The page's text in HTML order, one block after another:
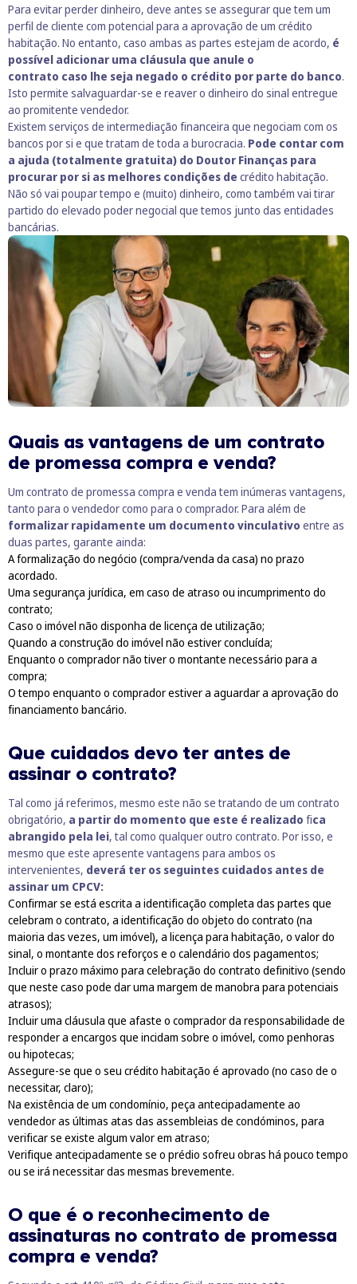
Para evitar perder dinheiro, deve antes se assegurar que tem um
perfil de cliente com potencial para a aprovação de um crédito
habitação. No entanto, caso ambas as partes estejam de acordo, é
possível adicionar uma cláusula que anule o
contrato caso lhe seja negado o crédito por parte do banco.
Isto permite salvaguardar-se e reaver o dinheiro do sinal entregue
ao promitente vendedor.
Existem serviços de intermediação financeira que negociam com os
bancos por si e que tratam de toda a burocracia. Pode contar com
a ajuda (totalmente gratuita) do Doutor Finanças para
procurar por si as melhores condições de crédito habitação.
Não só vai poupar tempo e (muito) dinheiro, como também vai tirar
partido do elevado poder negocial que temos junto das entidades
bancárias.
Quais as vantagens de um contrato
de promessa compra e venda?
Um contrato de promessa compra e venda tem inúmeras vantagens,
tanto para o vendedor como para o comprador. Para além de
formalizar rapidamente um documento vinculativo entre as
duas partes, garante ainda:
A formalização do negócio (compra/venda da casa) no prazo
acordado.
Uma segurança jurídica, em caso de atraso ou incumprimento do
contrato;
Caso o imóvel não disponha de licença de utilização;
Quando a construção do imóvel não estiver concluída;
Enquanto o comprador não tiver o montante necessário para a
compra;
O tempo enquanto o comprador estiver a aguardar a aprovação do
financiamento bancário.
Que cuidados devo ter antes de
assinar o contrato?
Tal como já referimos, mesmo este não se tratando de um contrato
obrigatório, a partir do momento que este é realizado fica
abrangido pela lei, tal como qualquer outro contrato. Por isso, e
mesmo que este apresente vantagens para ambos os
intervenientes, deverá ter os seguintes cuidados antes de
assinar um CPCV:
Confirmar se está escrita a identificação completa das partes que
celebram o contrato, a identificação do objeto do contrato (na
maioria das vezes, um imóvel), a licença para habitação, o valor do
sinal, o montante dos reforços e o calendário dos pagamentos;
Incluir o prazo máximo para celebração do contrato definitivo (sendo
que neste caso pode dar uma margem de manobra para potenciais
atrasos);
Incluir uma cláusula que afaste o comprador da responsabilidade de
responder a encargos que incidam sobre o imóvel, como penhoras
ou hipotecas;
Assegure-se que o seu crédito habitação é aprovado (no caso de o
necessitar, claro);
Na existência de um condomínio, peça antecipadamente ao
vendedor as últimas atas das assembleias de condóminos, para
verificar se existe algum valor em atraso;
Verifique antecipadamente se o prédio sofreu obras há pouco tempo
ou se irá necessitar das mesmas brevemente.
O que é o reconhecimento de
assinaturas no contrato de promessa
compra e venda?